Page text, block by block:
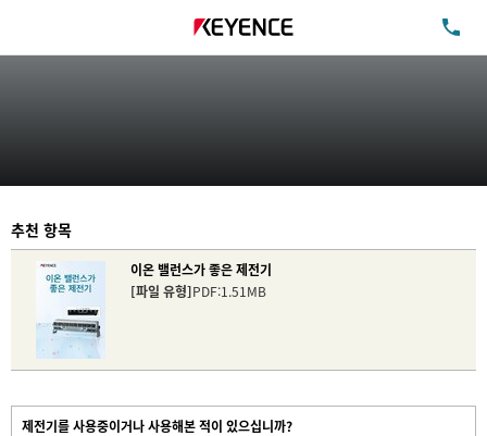
추천 항목
이온 밸런스가 좋은 제전기
[파일 유형]PDF:1.51MB
제전기를 사용중이거나 사용해본 적이 있으십니까?